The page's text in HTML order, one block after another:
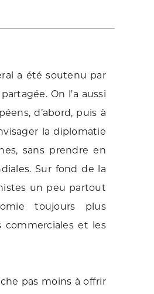
a été soutenu par
On l’a aussi
d’abord, puis à
la diplomatie
sans prendre en
Sur fond de la
un peu partout
toujours plus
et les
pas moins à offrir